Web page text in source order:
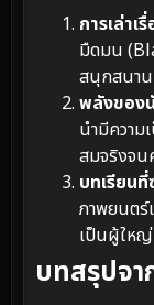
การเล่าเ
มืดมน
สนุกสนาน
พลังของ
นำมีความ
สมจริงจน
บทเรียน
ภาพยนตร์
เป็นผู้ใหญ่
บทสรุปจ